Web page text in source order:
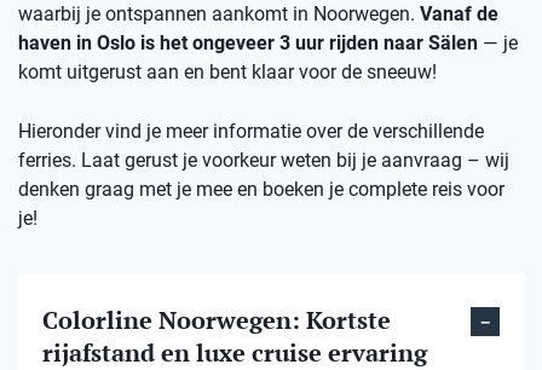
waarbij je ontspannen aankomt in Noorwegen. Vanaf de
haven in Oslo is het ongeveer 3 uur rijden naar Sälen — je
komt uitgerust aan en bent klaar voor de sneeuw!
Hieronder vind je meer informatie over de verschillende
ferries. Laat gerust je voorkeur weten bij je aanvraag – wij
denken graag met je mee en boeken je complete reis voor
je!
Colorline Noorwegen: Kortste
rijafstand en luxe cruise ervaring